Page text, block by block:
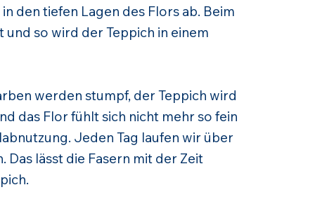
den tiefen Lagen des Flors ab. Beim
so wird der Teppich in einem
werden stumpf, der Teppich wird
das Flor fühlt sich nicht mehr so fein
Jeden Tag laufen wir über
lässt die Fasern mit der Zeit